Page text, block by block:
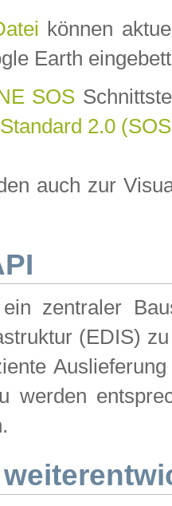
können
Earth
SOS
2.0
auch zur
zentraler
(EDIS)
werden